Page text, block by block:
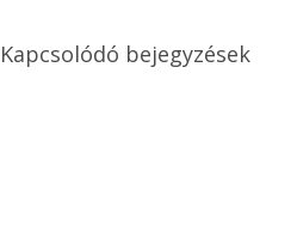
Kapcsolódó bejegyzések